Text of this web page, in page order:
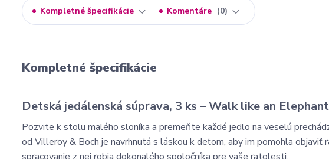
Kompletné špecifikácie Komentáre 0
Kompletné špecifikácie
Detská jedálenská súprava, 3 ks – Walk like an
Pozvite k stolu malého sloníka a premeňte každé jedlo na veselú
od Villeroy & Boch je navrhnutá s láskou k deťom, aby im pomohla